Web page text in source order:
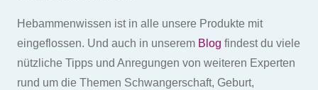
Hebammenwissen ist in alle unsere Produkte mit
eingeflossen. Und auch in unserem Blog findest du viele
nützliche Tipps und Anregungen von weiteren Experten
rund um die Themen Schwangerschaft, Geburt,